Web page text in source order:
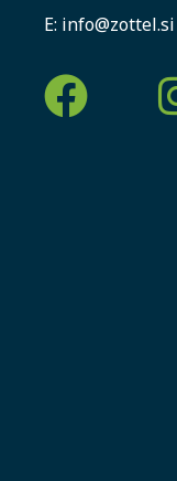
E: info@zottel.si